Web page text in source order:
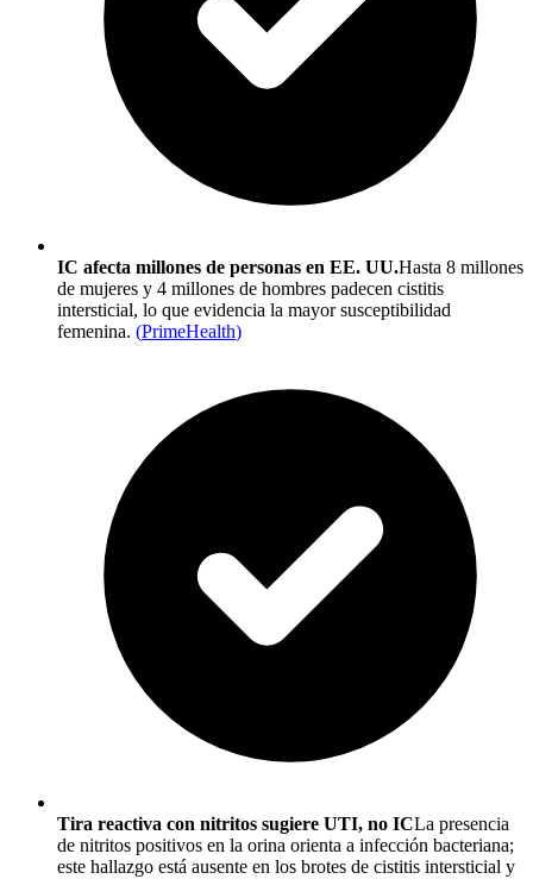
IC afecta millones de personas en EE. UU.Hasta 8 millones
de mujeres y 4 millones de hombres padecen cistitis
intersticial, lo que evidencia la mayor susceptibilidad
femenina. (PrimeHealth)
Tira reactiva con nitritos sugiere UTI, no ICLa presencia
de nitritos positivos en la orina orienta a infección bacteriana;
este hallazgo está ausente en los brotes de cistitis intersticial y